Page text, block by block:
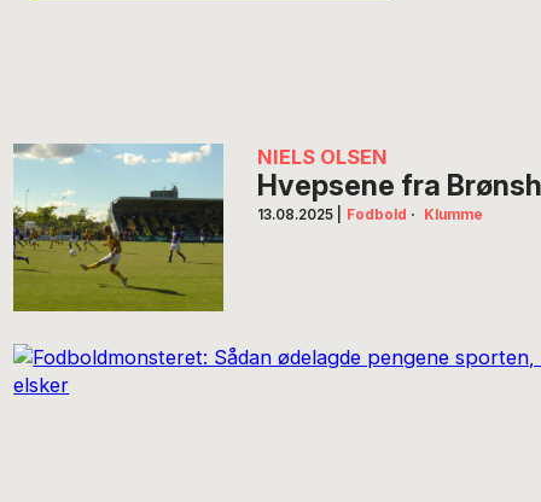
NIELS OLSEN
Hvepsene fra
13.08.2025 Fodbold · Klumme